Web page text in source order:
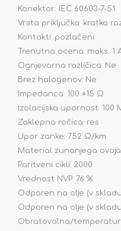
Konektor: IEC 60603-7-51
Vrsta priključka: kratka
Kontakti: pozlačeni
Trenutna ocena: maks. 1
Ognjevarna različica: Ne
Brez halogenov: Ne
Impedanca: 100 ±15 Ω
Izolacijska upornost: 100
Zaklepna ročica: res
Upor zanke: 752 Ω/km
Material zunanjega
Paritveni cikli: 2000
Vrednost NVP: 76 %
Odporen na olje (v skladu
Odporen na olje (v skladu
Obratovalna/